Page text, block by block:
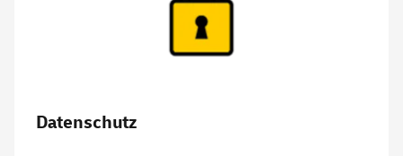
Datenschutz